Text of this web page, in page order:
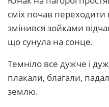
сміх почав переходити
змінився зойками
що сунула на сонце.
Темніло все дужче і
плакали, благали,
землю.